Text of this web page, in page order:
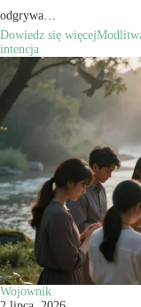
odgrywa…
Dowiedz się więcej
intencja
Wojownik